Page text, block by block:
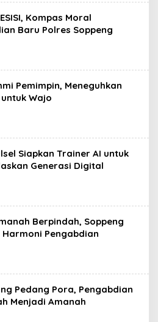
Kompas Moral
Baru Polres Soppeng
Pemimpin, Meneguhkan
Wajo
Siapkan Trainer AI untuk
Generasi Digital
Berpindah, Soppeng
Harmoni Pengabdian
Pedang Pora, Pengabdian
Menjadi Amanah